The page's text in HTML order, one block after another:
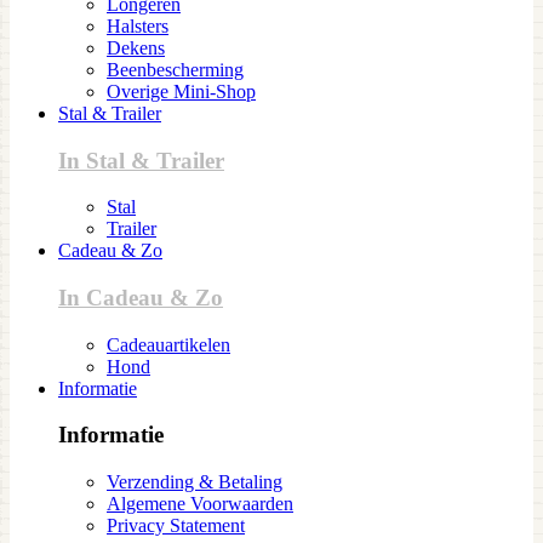
Halsters
Dekens
Beenbescherming
Overige Mini-Shop
Stal & Trailer
In Stal & Trailer
Stal
Trailer
Cadeau & Zo
In Cadeau & Zo
Cadeauartikelen
Hond
Informatie
Informatie
Verzending & Betaling
Algemene Voorwaarden
Privacy Statement